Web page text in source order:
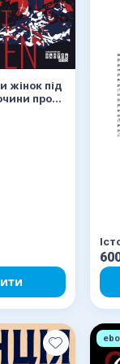
жінок під
проти